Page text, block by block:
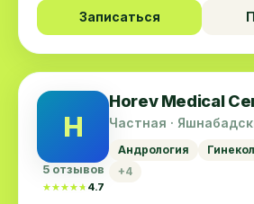
Записаться
H
5 отзывов
★★★★★
★★★★★ 4.7
Horev Medical
Частная ·
Андрология
+4